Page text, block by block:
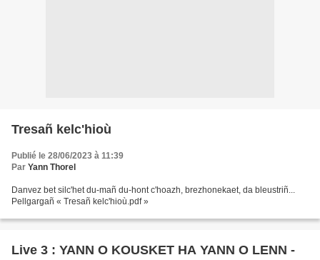
Tresañ kelc'hioù
Publié le 28/06/2023 à 11:39
Par Yann Thorel
Danvez bet silc'het du-mañ du-hont c'hoazh, brezhonekaet, da bleustriñ...
Pellgargañ « Tresañ kelc'hioù.pdf »
Live 3 : YANN O KOUSKET HA YANN O LENN -